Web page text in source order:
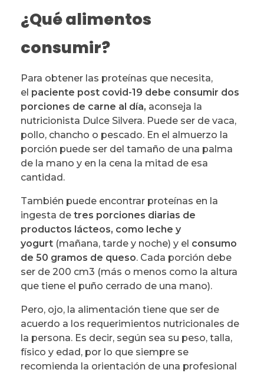
¿Qué alimentos
consumir?
Para obtener las proteínas que necesita,
el paciente post covid-19 debe consumir dos
porciones de carne al día, aconseja la
nutricionista Dulce Silvera. Puede ser de vaca,
pollo, chancho o pescado. En el almuerzo la
porción puede ser del tamaño de una palma
de la mano y en la cena la mitad de esa
cantidad.
También puede encontrar proteínas en la
ingesta de tres porciones diarias de
productos lácteos, como leche y
yogurt (mañana, tarde y noche) y el consumo
de 50 gramos de queso. Cada porción debe
ser de 200 cm3 (más o menos como la altura
que tiene el puño cerrado de una mano).
Pero, ojo, la alimentación tiene que ser de
acuerdo a los requerimientos nutricionales de
la persona. Es decir, según sea su peso, talla,
físico y edad, por lo que siempre se
recomienda la orientación de una profesional